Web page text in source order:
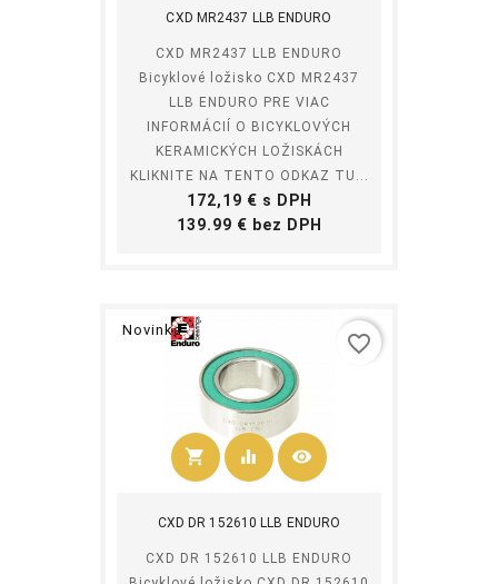
CXD MR2437 LLB ENDURO
CXD MR2437 LLB ENDURO
Bicyklové ložisko CXD MR2437
LLB ENDURO PRE VIAC
INFORMÁCIÍ O BICYKLOVÝCH
KERAMICKÝCH LOŽISKÁCH
KLIKNITE NA TENTO ODKAZ TU...
Cena
172,19 € s DPH
139.99 € bez DPH
Novinka
shopping_cart
Kúpiť
equalizer visibility
CXD DR 152610 LLB ENDURO
CXD DR 152610 LLB ENDURO
favorite_border